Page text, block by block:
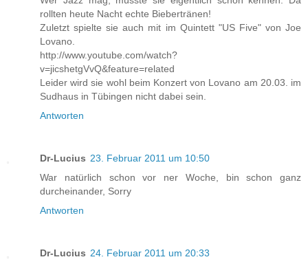
rollten heute Nacht echte Biebertränen!
Zuletzt spielte sie auch mit im Quintett "US Five" von Joe
Lovano.
http://www.youtube.com/watch?
v=jicshetgVvQ&feature=related
Leider wird sie wohl beim Konzert von Lovano am 20.03. im
Sudhaus in Tübingen nicht dabei sein.
Antworten
Dr-Lucius 23. Februar 2011 um 10:50
War natürlich schon vor ner Woche, bin schon ganz
durcheinander, Sorry
Antworten
Dr-Lucius 24. Februar 2011 um 20:33